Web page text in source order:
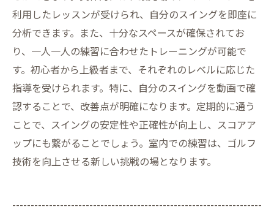
利用したレッスンが受けられ、自分のスイングを即座に
分析できます。また、十分なスペースが確保されてお
り、一人一人の練習に合わせたトレーニングが可能で
す。初心者から上級者まで、それぞれのレベルに応じた
指導を受けられます。特に、自分のスイングを動画で確
認することで、改善点が明確になります。定期的に通う
ことで、スイングの安定性や正確性が向上し、スコアア
ップにも繋がることでしょう。室内での練習は、ゴルフ
技術を向上させる新しい挑戦の場となります。
--------------------------------------------------------------------